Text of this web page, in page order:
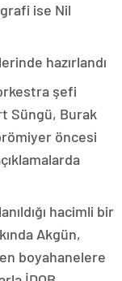
ise Nil
hazırlandı
şefi
Süngü, Burak
öncesi
hacimli bir
Akgün,
boyahanelere